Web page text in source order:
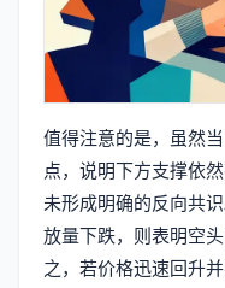
值得注意的是，虽然
点，说明下方支撑依
未形成明确的反向共
放量下跌，则表明空
之，若价格迅速回升